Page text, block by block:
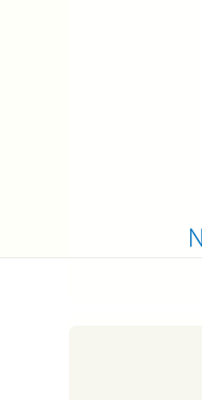
QAB
キャッチー 月曜〜金